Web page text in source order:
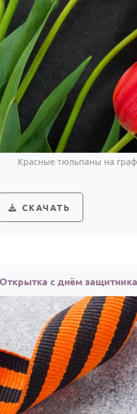
Красные тюльпаны на
СКАЧАТЬ
Открытка с днём